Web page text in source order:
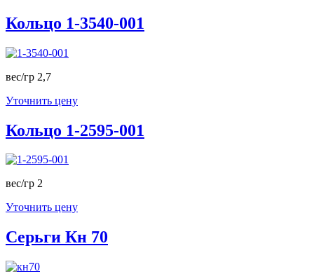
Кольцо 1-3540-001
вес/гр 2,7
Уточнить цену
Кольцо 1-2595-001
вес/гр 2
Уточнить цену
Серьги Кн 70